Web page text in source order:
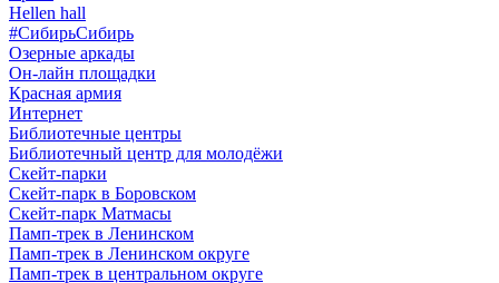
Hellen hall
#СибирьСибирь
Озерные аркады
Он-лайн площадки
Красная армия
Интернет
Библиотечные центры
Библиотечный центр для молодёжи
Скейт-парки
Скейт-парк в Боровском
Скейт-парк Матмасы
Памп-трек в Ленинском
Памп-трек в Ленинском округе
Памп-трек в центральном округе